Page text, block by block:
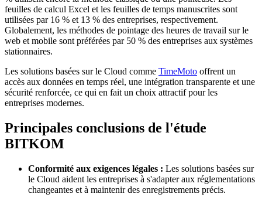
feuilles de calcul Excel et les feuilles de temps manuscrites sont
utilisées par 16 % et 13 % des entreprises, respectivement.
Globalement, les méthodes de pointage des heures de travail sur le
web et mobile sont préférées par 50 % des entreprises aux systèmes
stationnaires.
Les solutions basées sur le Cloud comme TimeMoto offrent un
accès aux données en temps réel, une intégration transparente et une
sécurité renforcée, ce qui en fait un choix attractif pour les
entreprises modernes.
Principales conclusions de l'étude
BITKOM
Conformité aux exigences légales : Les solutions basées sur
le Cloud aident les entreprises à s'adapter aux réglementations
changeantes et à maintenir des enregistrements précis.